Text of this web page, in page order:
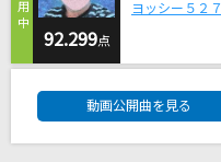
デートプランA to Z
92.299点
ヨッシー５２７
動画公開曲を見る